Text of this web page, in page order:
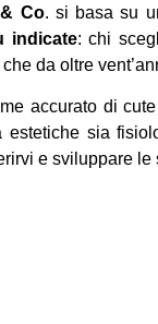
Co. si basa su
indicate: chi
da oltre
accurato di
estetiche sia
e sviluppare